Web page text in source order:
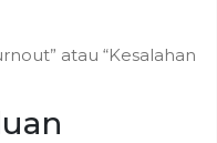
atau “Kesalahan